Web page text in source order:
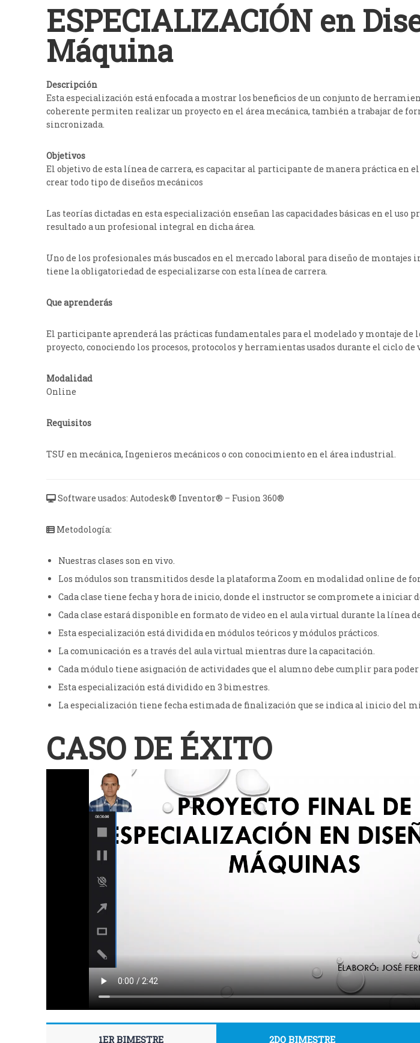
ESPECIALIZACIÓN en
Máquina
Descripción
Esta especialización está enfocada a mostrar los beneficios de un conjunto de
coherente permiten realizar un proyecto en el área mecánica, también a trabajar de
sincronizada.
Objetivos
El objetivo de esta línea de carrera, es capacitar al participante de manera práctica en
crear todo tipo de diseños mecánicos
Las teorías dictadas en esta especialización enseñan las capacidades básicas en el uso
resultado a un profesional integral en dicha área.
Uno de los profesionales más buscados en el mercado laboral para diseño de
tiene la obligatoriedad de especializarse con esta línea de carrera.
Que aprenderás
El participante aprenderá las prácticas fundamentales para el modelado y montaje de
proyecto, conociendo los procesos, protocolos y herramientas usados durante el ciclo de
Modalidad
Online
Requisitos
TSU en mecánica, Ingenieros mecánicos o con conocimiento en el área industrial.
Software usados: Autodesk® Inventor® – Fusion 360®
Metodología:
Nuestras clases son en vivo.
Los módulos son transmitidos desde la plataforma Zoom en modalidad online de
Cada clase tiene fecha y hora de inicio, donde el instructor se compromete a iniciar
Cada clase estará disponible en formato de video en el aula virtual durante la línea
Esta especialización está dividida en módulos teóricos y módulos prácticos.
La comunicación es a través del aula virtual mientras dure la capacitación.
Cada módulo tiene asignación de actividades que el alumno debe cumplir para
Esta especialización está dividido en 3 bimestres.
La especialización tiene fecha estimada de finalización que se indica al inicio del
CASO DE ÉXITO
1ER BIMESTRE 2DO BIMESTRE